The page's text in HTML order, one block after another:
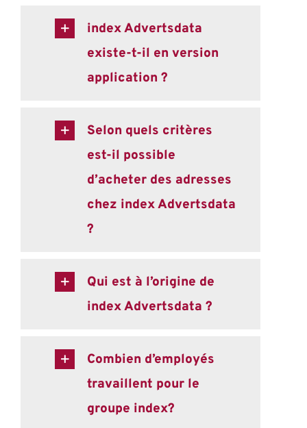
index Advertsdata
existe-t-il en version
application ?
Selon quels critères
est-il possible
d’acheter des adresses
chez index Advertsdata
?
Qui est à l’origine de
index Advertsdata ?
Combien d’employés
travaillent pour le
groupe index?